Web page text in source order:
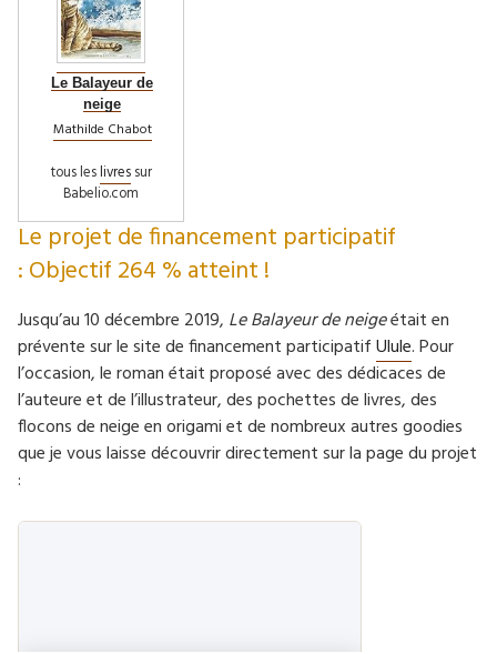
Le Balayeur de
neige
Mathilde Chabot
tous leslivressur
Babelio.com
Le projet de financement participatif
: Objectif 264 % atteint !
Jusqu’au 10 décembre 2019, Le Balayeur de neigeétait en
prévente sur le site de financement participatifUlule. Pour
l’occasion, le roman était proposé avec des dédicaces de
l’auteure et de l’illustrateur, des pochettes de livres, des
flocons de neige en origami et de nombreux autres goodies
que je vous laisse découvrir directement sur la page du projet
: